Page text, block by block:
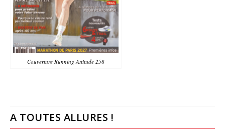
Couverture Running Attitude 258
A TOUTES ALLURES !